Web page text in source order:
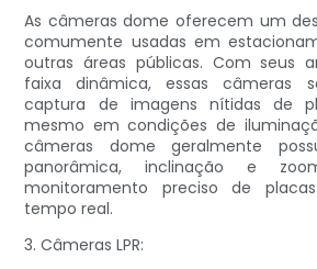
As câmeras dome oferecem um
comumente usadas em
outras áreas públicas. Com seus
faixa dinâmica, essas câmeras
captura de imagens nítidas de
mesmo em condições de
câmeras dome geralmente
panorâmica, inclinação e
monitoramento preciso de
tempo real.
3. Câmeras LPR: